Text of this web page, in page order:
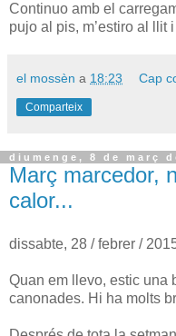
Continuo amb el
pujo al pis, m’estiro al llit
el mossèn a 18:23 Cap
Comparteix
diumenge, 8 de març
Març marcedor,
calor...
dissabte, 28 / febrer /
Quan em llevo, estic una
canonades. Hi ha molts